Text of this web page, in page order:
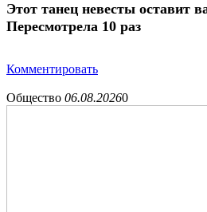
Этот танец невесты оставит
Пересмотрела 10 раз
Комментировать
Общество 06.08.20260